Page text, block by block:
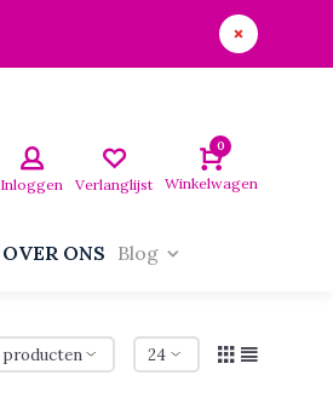
Inloggen Verlanglijst
0
Winkelwagen
OVER ONS Blog